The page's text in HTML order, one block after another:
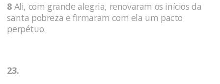
8 Ali, com grande alegria, renovaram os inícios da
santa pobreza e firmaram com ela um pacto
perpétuo.
23.